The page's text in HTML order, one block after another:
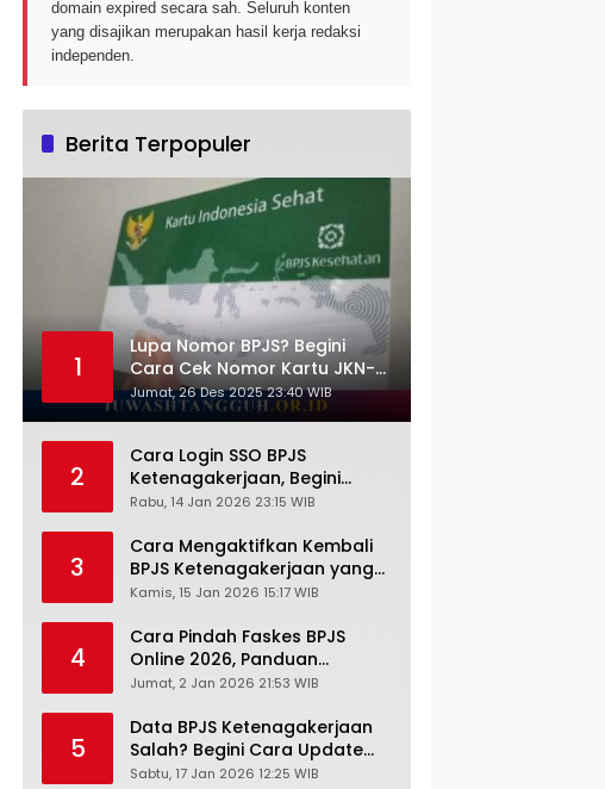
domain expired secara sah. Seluruh konten
yang disajikan merupakan hasil kerja redaksi
independen.
Berita Terpopuler
1
Lupa Nomor BPJS? Begini
Cara Cek Nomor Kartu JKN-
KIS dengan NIK KTP
Jumat, 26 Des 2025 23:40 WIB
2
Cara Login SSO BPJS
Ketenagakerjaan, Begini
Tutorial Lengkap dan
Rabu, 14 Jan 2026 23:15 WIB
3
Cara Mengaktifkan Kembali
BPJS Ketenagakerjaan yang
Nonaktif, Begini Panduan
Kamis, 15 Jan 2026 15:17 WIB
4
Cara Pindah Faskes BPJS
Online 2026, Panduan
Lengkap via Mobile JKN,
Cabang
Jumat, 2 Jan 2026 21:53 WIB
5
Data BPJS Ketenagakerjaan
Salah? Begini Cara Update
Rekening, Alamat, HP di JMO
Sabtu, 17 Jan 2026 12:25 WIB